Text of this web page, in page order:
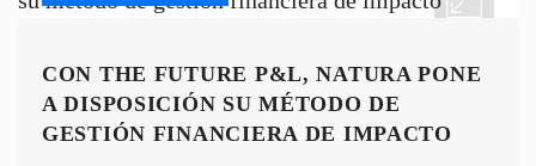
CON THE FUTURE P&L, NATURA PONE
A DISPOSICIÓN SU MÉTODO DE
GESTIÓN FINANCIERA DE IMPACTO